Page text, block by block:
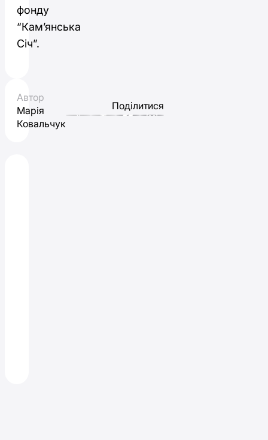
фонду
“Кам’янська
Січ”.
Автор
Марія
Ковальчук
Поділитися